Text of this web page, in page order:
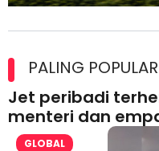
lesen separuh pertama
PALING POPULAR
Jet peribadi
menteri dan
GLOBAL